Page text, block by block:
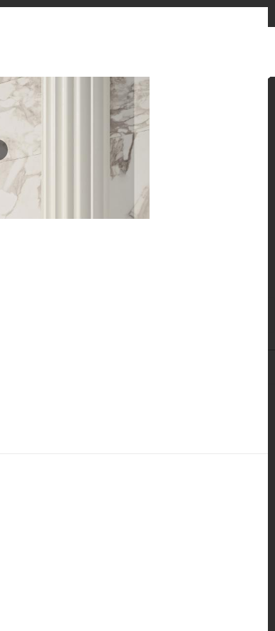
ください。
ローリングの魅力的な施工例をご紹介しま